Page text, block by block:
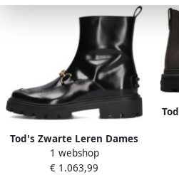
Tod's Zwarte Leren Dames
Enkellaarzen
1 webshop
€ 1.063,99